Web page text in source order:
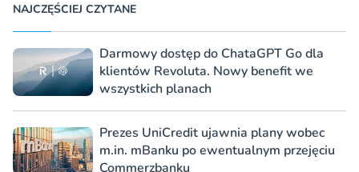
NAJCZĘŚCIEJ CZYTANE
Darmowy dostęp do ChataGPT Go dla
klientów Revoluta. Nowy benefit we
wszystkich planach
Prezes UniCredit ujawnia plany wobec
m.in. mBanku po ewentualnym przejęciu
Commerzbanku